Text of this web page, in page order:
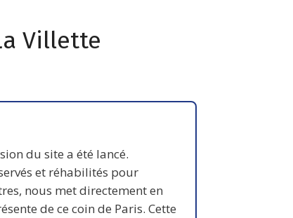
Villette
du site a été lancé.
et réhabilités pour
nous met directement en
de ce coin de Paris. Cette